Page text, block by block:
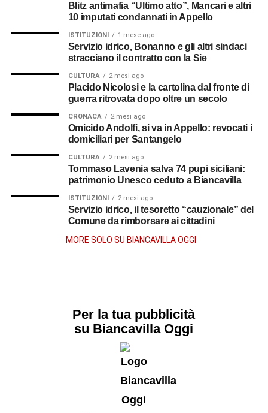
Blitz antimafia “Ultimo atto”, Mancari e altri
10 imputati condannati in Appello
ISTITUZIONI 1 mese ago
Servizio idrico, Bonanno e gli altri sindaci
stracciano il contratto con la Sie
CULTURA 2 mesi ago
Placido Nicolosi e la cartolina dal fronte di
guerra ritrovata dopo oltre un secolo
CRONACA 2 mesi ago
Omicido Andolfi, si va in Appello: revocati i
domiciliari per Santangelo
CULTURA 2 mesi ago
Tommaso Lavenia salva 74 pupi siciliani:
patrimonio Unesco ceduto a Biancavilla
ISTITUZIONI 2 mesi ago
Servizio idrico, il tesoretto “cauzionale” del
Comune da rimborsare ai cittadini
MORE SOLO SU BIANCAVILLA OGGI
Per la tua pubblicità
su Biancavilla Oggi